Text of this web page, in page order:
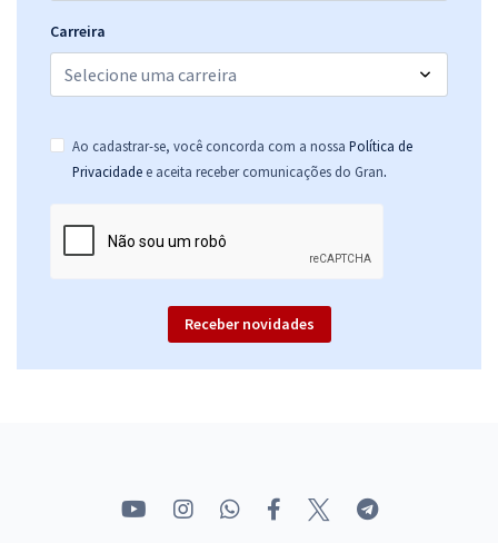
Carreira
Ao cadastrar-se, você concorda com a nossa Política de
Privacidade e aceita receber comunicações do Gran.
Receber novidades